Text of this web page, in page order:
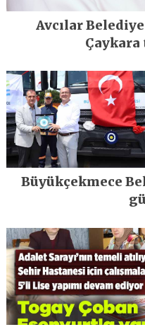
Avcılar
Büyükçekmece